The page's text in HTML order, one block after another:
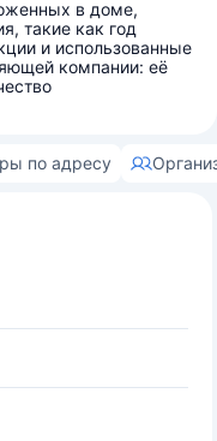
в доме,
такие как год
и использованные
компании: её
по адресу